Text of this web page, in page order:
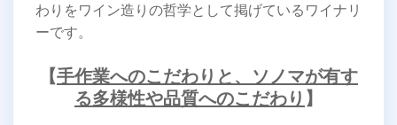
わりをワイン造りの哲学として掲げているワイナリ
ーです。
【手作業へのこだわりと、ソノマが有す
る多様性や品質へのこだわり 】